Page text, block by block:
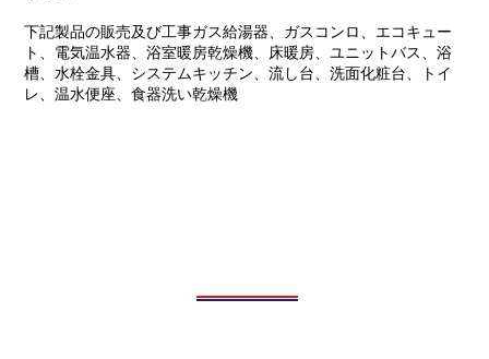
下記製品の販売及び工事ガス給湯器、ガスコンロ、エコキュー
ト、電気温水器、浴室暖房乾燥機、床暖房、ユニットバス、浴
槽、水栓金具、システムキッチン、流し台、洗面化粧台、トイ
レ、温水便座、食器洗い乾燥機